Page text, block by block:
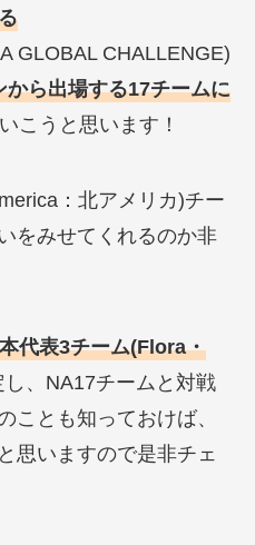
GLOBAL CHALLENGE)
から出場する17チームに
こうと思います！
：北アメリカ)チー
をみせてくれるのか非
代表3チーム(Flora・
し、NA17チームと対戦
ことも知っておけば、
思いますので是非チェ